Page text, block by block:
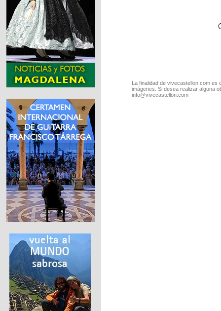
La finalidad de vivecastellon.com
imágenes. Si desea realizar alguna
info@vivecastellon.com